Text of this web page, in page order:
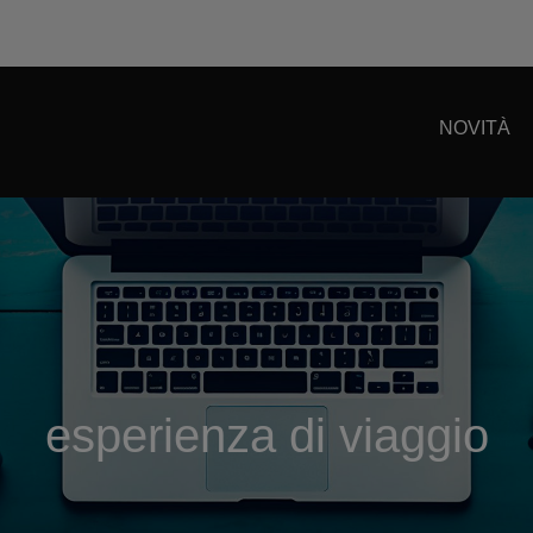
NOVITÀ
esperienza di viaggio